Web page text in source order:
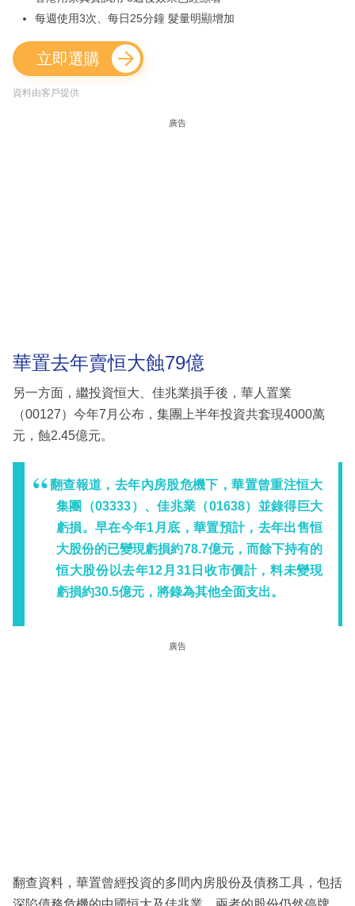
每週使用3次、每日25分鐘 髮量明顯增加
立即選購
資料由客戶提供
廣告
華置去年賣恒大蝕79億
另一方面，繼投資恒大、佳兆業損手後，華人置業
（00127）今年7月公布，集團上半年投資共套現4000萬
元，蝕2.45億元。
翻查報道，去年內房股危機下，華置曾重注恒大
集團（03333）、佳兆業（01638）並錄得巨大
虧損。早在今年1月底，華置預計，去年出售恒
大股份的已變現虧損約78.7億元，而餘下持有的
恒大股份以去年12月31日收市價計，料未變現
虧損約30.5億元，將錄為其他全面支出。
廣告
翻查資料，華置曾經投資的多間內房股份及債務工具，包括